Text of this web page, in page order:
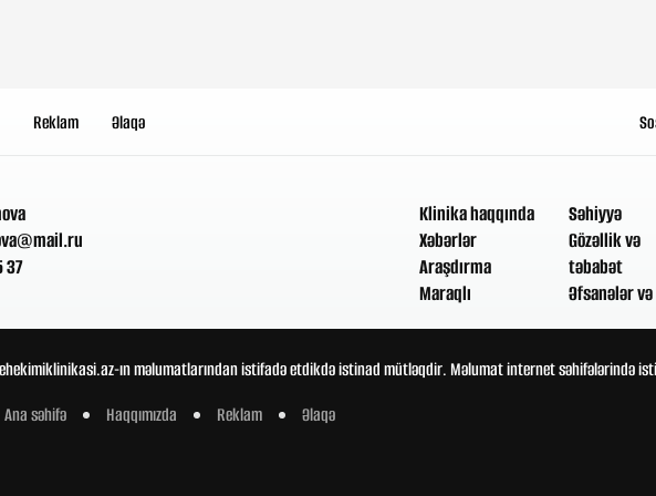
Reklam Əlaqə
37
Klinika haqqında
Xəbərlər
Araşdırma
Maraqlı
Səhiyyə
Gözəllik və
təbabət
Əfsanələr
ın məlumatlarından istifadə etdikdə istinad mütləqdir. Məlumat internet səhifələrində
Ana səhifə
Haqqımızda Reklam Əlaqə